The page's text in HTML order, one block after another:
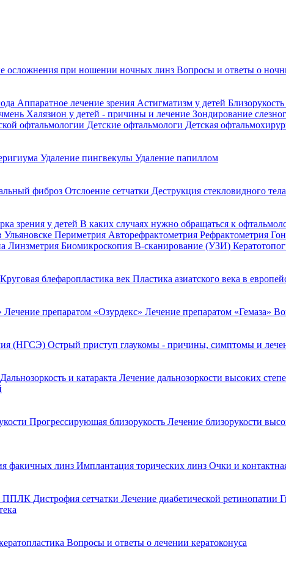
осложнения при ношении ночных линз Вопросы и ответы о
Аппаратное лечение зрения Астигматизм у детей
Халязион у детей - причины и лечение Зондирование
офтальмологии Детские офтальмологи Детская
Удаление пингвекулы Удаление папиллом
фиброз Отслоение сетчатки Деструкция стекловидного
зрения у детей В каких случаях нужно обращаться к
Ульяновске Периметрия Авторефрактометрия Рефрактометрия
Линзметрия Биомикроскопия В-сканирование (УЗИ)
Круговая блефаропластика век Пластика азиатского века в
Лечение препаратом «Озурдекс» Лечение препаратом «Гемаза»
(НГСЭ) Острый приступ глаукомы - причины, симптомы и
Дальнозоркость и катаракта Лечение дальнозоркости высоких
Прогрессирующая близорукость Лечение близорукости
факичных линз Имплантация торических линз Очки и
ППЛК Дистрофия сетчатки Лечение диабетической ретинопатии
Вопросы и ответы о лечении кератоконуса